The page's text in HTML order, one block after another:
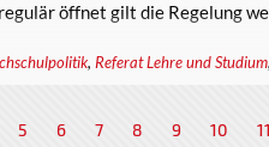
besonder...
, Referat Lehre und Studium,
öffnet gilt die Regelung
5 6 7 8 9 10 11